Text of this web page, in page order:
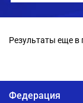
Результаты еще в
Федерация